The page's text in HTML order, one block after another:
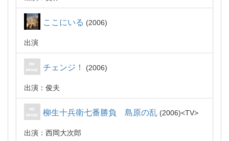
ここにいる 2006
出演
チェンジ！ 2006
出演：俊夫
柳生十兵衛七番勝負 島原の乱 2006 TV
出演：西岡大次郎